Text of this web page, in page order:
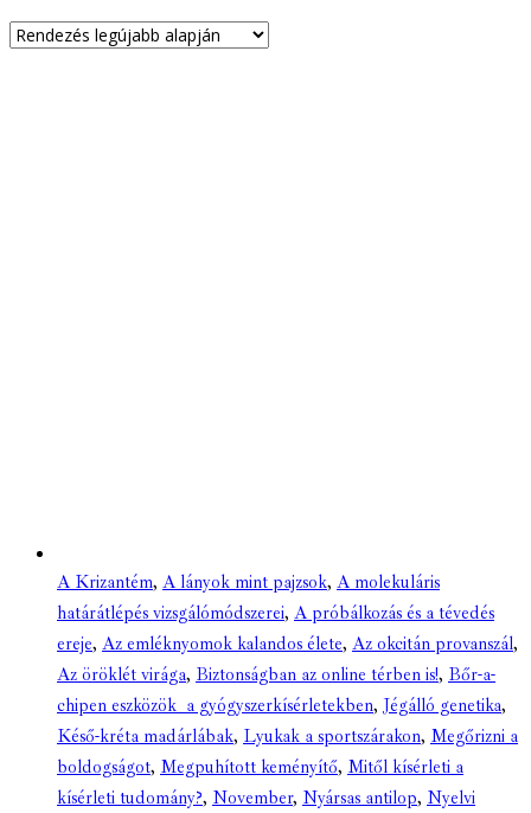
A Krizantém, A lányok mint pajzsok, A molekuláris
határátlépés vizsgálómódszerei, A próbálkozás és a tévedés
ereje, Az emléknyomok kalandos élete, Az okcitán provanszál,
Az öröklét virága, Biztonságban az online térben is!, Bőr-a-
chipen eszközök a gyógyszerkísérletekben, Jégálló genetika,
Késő-kréta madárlábak, Lyukak a sportszárakon, Megőrizni a
boldogságot, Megpuhított keményítő, Mitől kísérleti a
kísérleti tudomány?, November, Nyársas antilop, Nyelvi